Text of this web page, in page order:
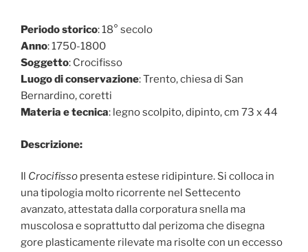
Periodo storico: 18° secolo
Anno: 1750-1800
Soggetto: Crocifisso
Luogo di conservazione: Trento, chiesa di San
Bernardino, coretti
Materia e tecnica: legno scolpito, dipinto, cm 73 x 44
Descrizione:
Crocifisso presenta estese ridipinture. Si colloca in
una tipologia molto ricorrente nel Settecento
avanzato, attestata dalla corporatura snella ma
muscolosa e soprattutto dal perizoma che disegna
gore plasticamente rilevate ma risolte con un eccesso